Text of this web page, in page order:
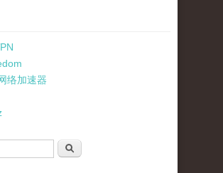
络加速器
搜索